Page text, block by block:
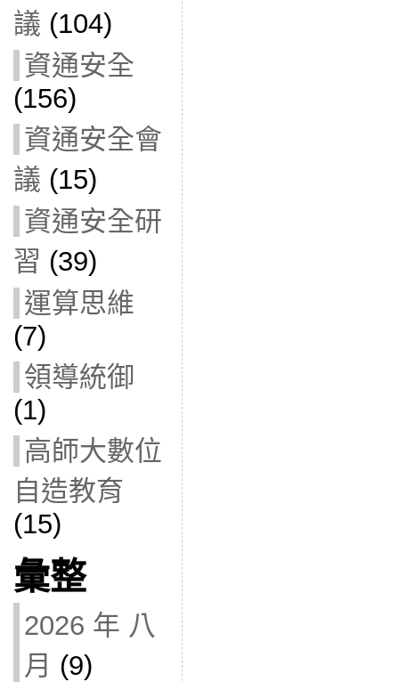
議 (104)
資通安全
(156)
資通安全會
議 (15)
資通安全研
習 (39)
運算思維
(7)
領導統御
(1)
高師大數位
自造教育
(15)
彙整
2026 年 八
月 (9)